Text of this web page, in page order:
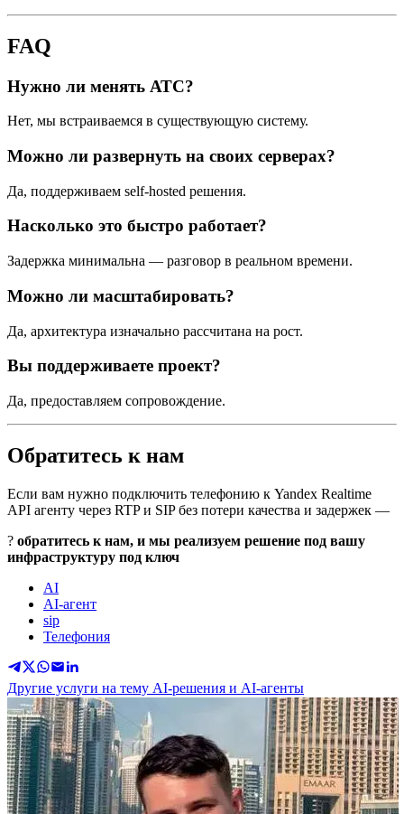
FAQ
Нужно ли менять АТС?
Нет, мы встраиваемся в существующую систему.
Можно ли развернуть на своих серверах?
Да, поддерживаем self-hosted решения.
Насколько это быстро работает?
Задержка минимальна — разговор в реальном времени.
Можно ли масштабировать?
Да, архитектура изначально рассчитана на рост.
Вы поддерживаете проект?
Да, предоставляем сопровождение.
Обратитесь к нам
Если вам нужно подключить телефонию к Yandex Realtime
API агенту через RTP и SIP без потери качества и задержек —
? обратитесь к нам, и мы реализуем решение под вашу
инфраструктуру под ключ
AI
AI-агент
sip
Телефония
Другие услуги на тему AI-решения и AI-агенты